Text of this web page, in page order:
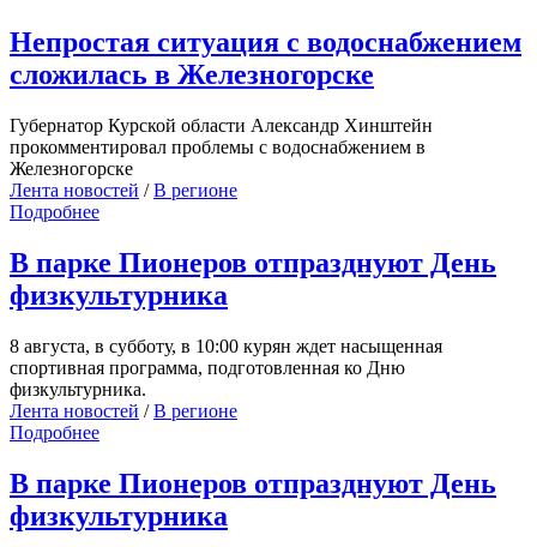
Непростая ситуация с водоснабжением
сложилась в Железногорске
Губернатор Курской области Александр Хинштейн
прокомментировал проблемы с водоснабжением в
Железногорске
Лента новостей /В регионе
Подробнее
В парке Пионеров отпразднуют День
физкультурника
8 августа, в субботу, в 10:00 курян ждет насыщенная
спортивная программа, подготовленная ко Дню
физкультурника.
Лента новостей /В регионе
Подробнее
В парке Пионеров отпразднуют День
физкультурника